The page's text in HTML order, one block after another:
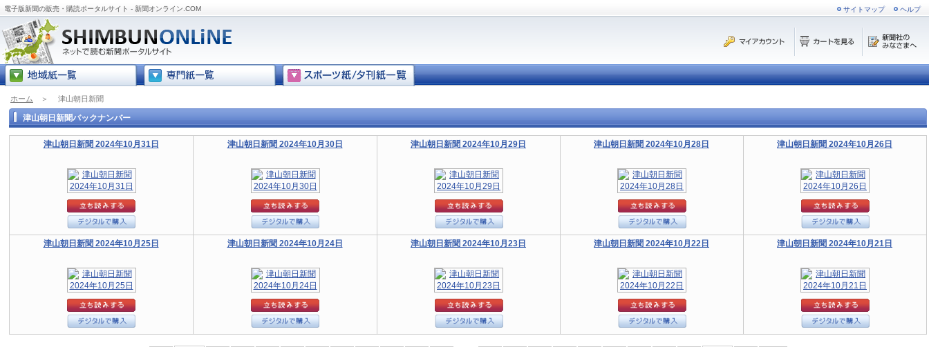
電子版新聞の販売・購読ポータルサイト - 新聞オンライン.COM サイトマップ ヘルプ
ホーム ＞ 津山朝日新聞
津山朝日新聞バックナンバー
津山朝日新聞 2024年10月31日 津山朝日新聞 2024年10月30日 津山朝日新聞 2024年10月29日 津山朝日新聞 2024年10月28日 津山朝日新聞 2024年10月26日
津山朝日新聞 2024年10月25日 津山朝日新聞 2024年10月24日 津山朝日新聞 2024年10月23日 津山朝日新聞 2024年10月22日 津山朝日新聞 2024年10月21日